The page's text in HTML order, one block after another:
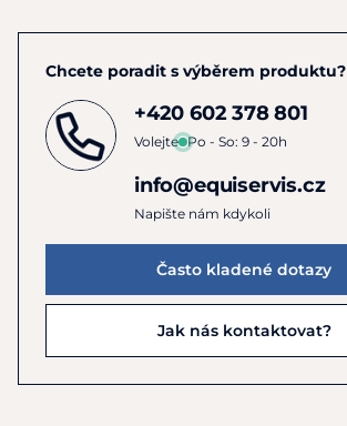
Chcete poradit s výběrem produktu?
+420 602 378 801
Volejte Po - So: 9 - 20h
info@equiservis.cz
Napište nám kdykoli
Často kladené dotazy
Jak nás kontaktovat?